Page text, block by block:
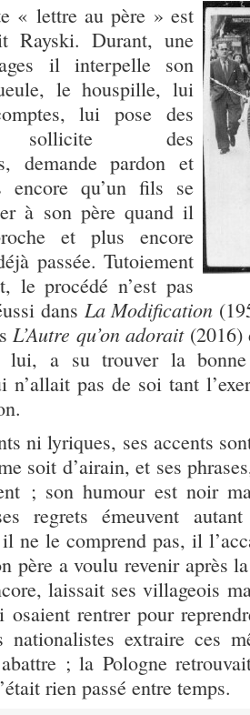
« lettre au père » est
Rayski. Durant, une
il interpelle son
le houspille, lui
lui pose des
sollicite des
demande pardon et
encore qu’un fils se
à son père quand il
et plus encore
passée. Tutoiement
le procédé n’est pas
dans La Modification
L’Autre qu’on adorait(2016)
lui, a su trouver la
n’allait pas de soi tant
ni lyriques, ses accents
soit d’airain, et ses
; son humour est noir
regrets émeuvent
ne le comprend pas, il
père a voulu revenir après
laissait ses villageois
osaient rentrer pour
nationalistes extraire ces
; la Pologne
rien passé entre temps.